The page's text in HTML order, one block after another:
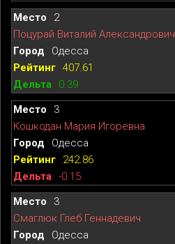
2
Поцурай Виталий Александрович
Одесса
407.61
0.39
3
Кошкодан Мария Игоревна
Одесса
242.86
-0.15
3
Смаглюк Глеб Геннадевич
Одесса